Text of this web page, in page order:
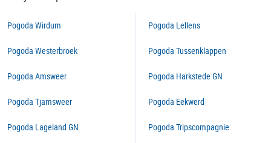
Pogoda Wirdum
Pogoda Westerbroek
Pogoda Amsweer
Pogoda Tjamsweer
Pogoda Lageland GN
Pogoda Lellens
Pogoda Tussenklappen
Pogoda Harkstede GN
Pogoda Eekwerd
Pogoda Tripscompagnie